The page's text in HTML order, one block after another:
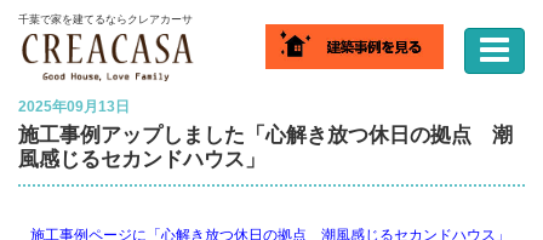
千葉で家を建てるならクレアカーサ
ホーム
2025年09月13日
施工事例アップしました「心解き放つ休日の拠点 潮
風感じるセカンドハウス」
施工事例ページに「心解き放つ休日の拠点 潮風感じるセカンドハウス」